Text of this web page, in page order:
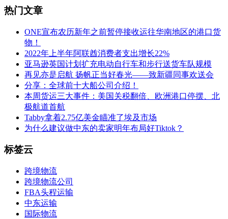
热门文章
ONE宣布农历新年之前暂停接收运往华南地区的港口货
物！
2022年上半年阿联酋消费者支出增长22%
亚马逊英国计划扩充电动自行车和步行送货车队规模
再见亦是启航 扬帆正当好春光——致新疆同事欢送会
分享：全球前十大船公司介绍！
本周货运三大事件：美国关税翻倍、欧洲港口停摆、北
极航道首航
Tabby拿着2.75亿美金瞄准了埃及市场
为什么建议做中东的卖家明年布局好Tiktok？
标签云
跨境物流
跨境物流公司
FBA头程运输
中东运输
国际物流